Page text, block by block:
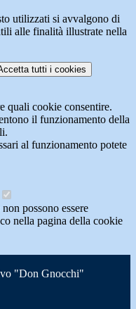
utilizzati si avvalgono di
alle finalità illustrate nella
tutti i cookies
quali cookie consentire.
il funzionamento della
al funzionamento potete
possono essere
nella pagina della cookie
"Don Gnocchi"